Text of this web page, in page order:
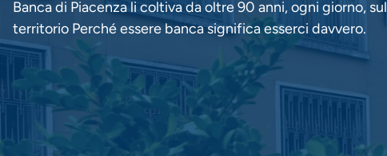
Banca di Piacenza li coltiva da oltre 90 anni, ogni giorno, sul
territorio Perché essere banca significa esserci davvero.